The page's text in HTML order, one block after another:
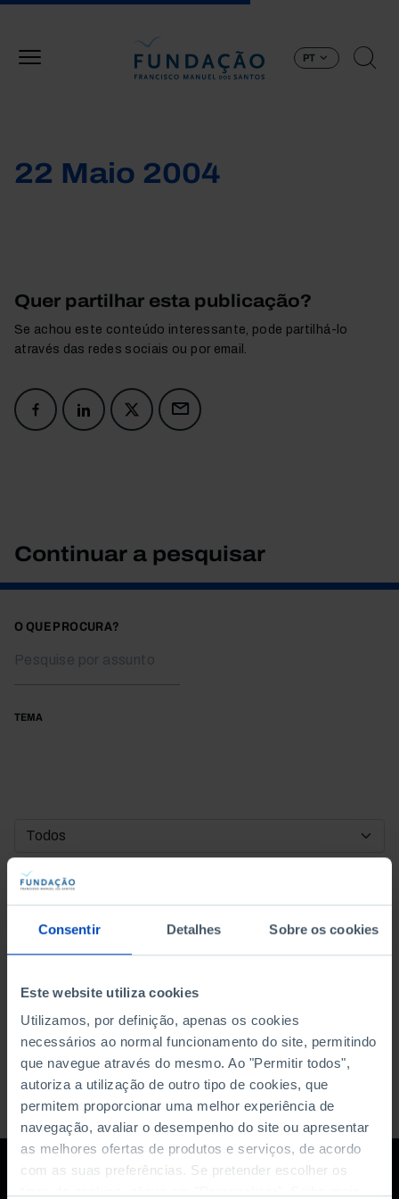
Consentir Detalhes Sobre os cookies
Este website utiliza cookies
Utilizamos, por definição, apenas os cookies
necessários ao normal funcionamento do site, permitindo
que navegue através do mesmo. Ao "Permitir todos",
autoriza a utilização de outro tipo de cookies, que
permitem proporcionar uma melhor experiência de
navegação, avaliar o desempenho do site ou apresentar
as melhores ofertas de produtos e serviços, de acordo
com as suas preferências. Se pretender escolher os
PT
22 Maio 2004
Quer partilhar esta publicação?
Se achou este conteúdo interessante, pode partilhá-lo
através das redes sociais ou por email.
Continuar a pesquisar
O QUE PROCURA?
TEMA
DATA DE INÍCIO
DATA DE FIM